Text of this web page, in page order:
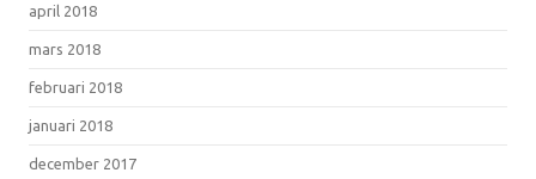
april 2018
mars 2018
februari 2018
januari 2018
december 2017